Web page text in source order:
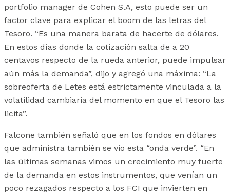
portfolio manager de Cohen S.A, esto puede ser un
factor clave para explicar el boom de las letras del
Tesoro. “Es una manera barata de hacerte de dólares.
En estos días donde la cotización salta de a 20
centavos respecto de la rueda anterior, puede impulsar
aún más la demanda”, dijo y agregó una máxima: “La
sobreoferta de Letes está estrictamente vinculada a la
volatilidad cambiaria del momento en que el Tesoro las
licita”.
Falcone también señaló que en los fondos en dólares
que administra también se vio esta “onda verde”. “En
las últimas semanas vimos un crecimiento muy fuerte
de la demanda en estos instrumentos, que venían un
poco rezagados respecto a los FCI que invierten en